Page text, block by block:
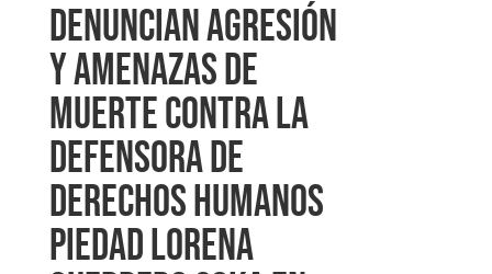
Denuncian agresión
y amenazas de
muerte contra la
defensora de
derechos humanos
Piedad Lorena